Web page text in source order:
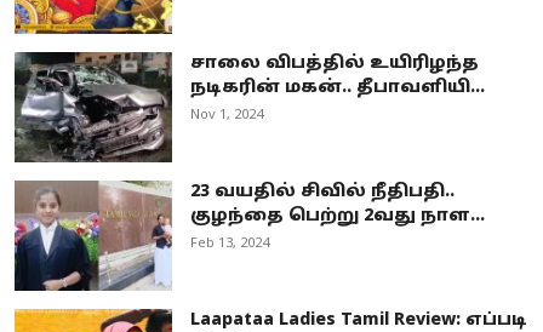
சாலை விபத்தில் உயிரிழந்த
நடிகரின் மகன்.. தீபாவளியி...
Nov 1, 2024
23 வயதில் சிவில் நீதிபதி..
குழந்தை பெற்று 2வது நாள...
Feb 13, 2024
Laapataa Ladies Tamil Review: எப்படி